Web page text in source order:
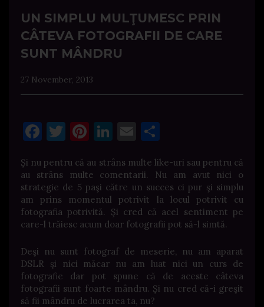
UN SIMPLU MULŢUMESC PRIN
CÂTEVA FOTOGRAFII DE CARE
SUNT MÂNDRU
27 November, 2013
Facebook
Twitter
Pinterest
LinkedIn
Email
Şi nu pentru că au strâns multe like-uri sau pentru că
au strâns multe comentarii. Nu am avut nici o
strategie de 5 paşi către un succes ci pur şi simplu
am prins momentul potrivit la locul potrivit cu
fotografia potrivită. Şi cred că acel sentiment pe
care-l trăiesc acum doar fotografii pot să-l simtă.
Deşi nu sunt fotograf de meserie, nu am aparat
DSLR şi nici măcar nu am luat nici un curs de
fotografie dar pot spune că de aceste câteva
fotografii sunt foarte mândru. Şi nu cred că-i greşit
să fii mândru de lucrarea ta, nu?